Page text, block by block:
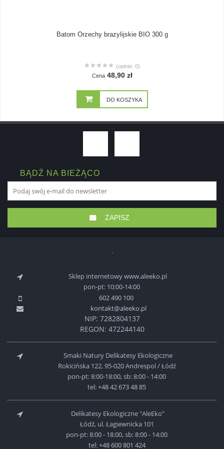
Batom Orzechy brazylijskie BIO 300 g
(opinie: 0)
Cena 48,90 zł
DO KOSZYKA
BĄDŹ NA BIEŻĄCO
ZAPISZ
Sklep internetowy www.aleeko.pl
pon-pt: 10:00-14:00
602 490 100
kontakt@aleeko.pl
NIP: 7282804137
REGON: 472244140
Smaki Natury Delikatesy Ekologiczne
Rokicińska 122, 95-020 Andrespol / Łódź
pon-pt: 8:00-18:00, sb: 8:00 - 14:00
tel:+48 42 673 48 85
Delikatesy Ekologiczne "AleEko"
Łódź, ul. Łagiewnicka 101
pon-pt: 8:00 - 18:00, sb: 8:00 - 14:00
tel:+48 600 801 424